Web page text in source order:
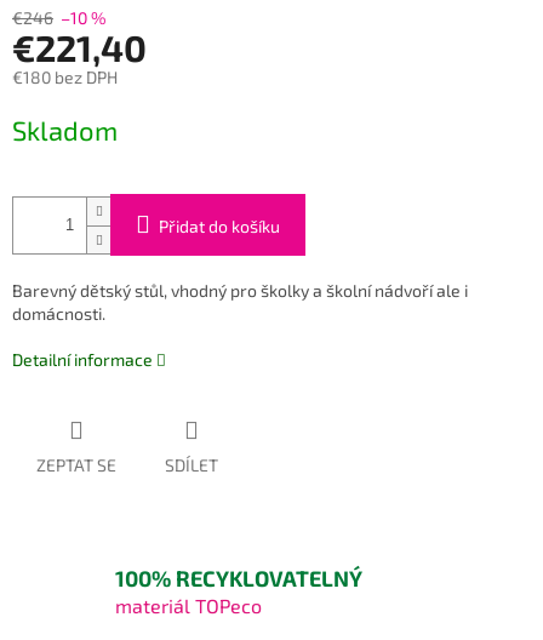
€246 –10 %
€221,40
€180 bez DPH
cena:
Skladom
Přidat do košíku
Barevný dětský stůl, vhodný pro školky a školní nádvoří ale i
domácnosti.
Detailní informace
ZEPTAT SE SDÍLET
100% RECYKLOVATELNÝ
materiál TOPeco